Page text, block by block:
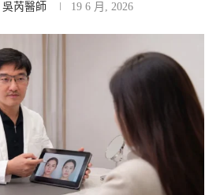
吳芮醫師 19 6 月, 2026